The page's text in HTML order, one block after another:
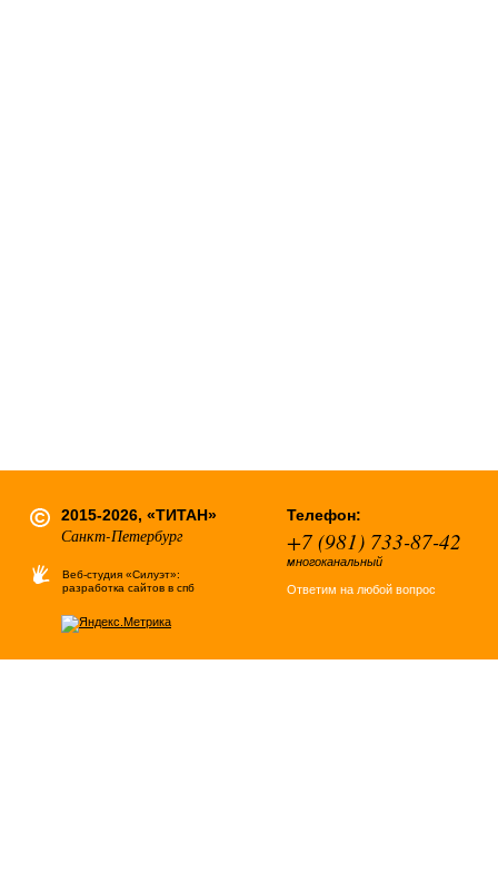
2015-2026, «ТИТАН»
Санкт-Петербург
Веб-студия «Силуэт»:
разработка сайтов в спб
Телефон:
+7 (981) 733-87-42
многоканальный
Ответим на любой вопрос